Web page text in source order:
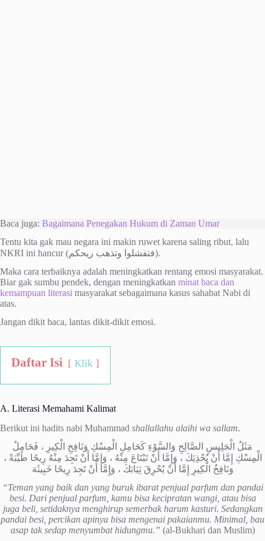
Baca juga: Bagaimana Penegakan Hukum di Zaman Umar
Tentu kita gak mau negara ini makin ruwet karena saling ribut, lalu
NKRI ini hancur (فتفشلوا وتذهب ريحكم).
Maka cara terbaiknya adalah meningkatkan rentang emosi masyarakat.
Biar gak sumbu pendek, dengan meningkatkan minat baca dan
kemampuan literasi masyarakat sebagaimana kasus sahabat Nabi di
atas.
Jangan dikit baca, lantas dikit-dikit emosi.
Daftar Isi Klik
A. Literasi Memahami Kalimat
Berikut ini hadits nabi Muhammad shallallahu alaihi wa sallam.
مَثَلُ الْجَلِيسِ الصَّالِحِ وَالسَّوْءِ كَحَامِلِ الْمِسْكِ وَنَافِخِ الْكِيرِ ، فَحَامِلُ
الْمِسْكِ إِمَّا أَنْ يُحْذِيَكَ ، وَإِمَّا أَنْ تَبْتَاعَ مِنْهُ ، وَإِمَّا أَنْ تَجِدَ مِنْهُ رِيحًا طَيِّبَةً ،
وَنَافِخُ الْكِيرِ إِمَّا أَنْ يُحْرِقَ ثِيَابَكَ ، وَإِمَّا أَنْ تَجِدَ رِيحًا خَبِيثَة
“Teman yang baik dan yang buruk ibarat penjual parfum dan pandai
besi. Dari penjual parfum, kamu bisa kecipratan wangi, atau bisa
juga beli, setidaknya menghirup semerbak harum kasturi. Sedangkan
pandai besi, percikan apinya bisa mengenai pakaianmu. Minimal, bau
asap tak sedap menyumbat hidungmu.” (al-Bukhari dan Muslim)